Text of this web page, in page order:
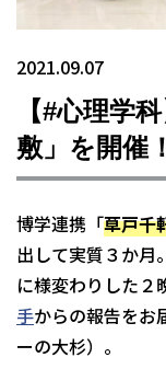
2021.09.07
【#心理学
敷」を開催
博学連携「草戸千
出して実質３か月
に様変わりした２
手からの報告をお
ーの大杉）。